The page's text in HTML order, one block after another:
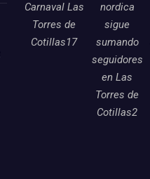
Carnaval Las
Torres de
Cotillas17
nordica
sigue
sumando
seguidores
en Las
Torres de
Cotillas2